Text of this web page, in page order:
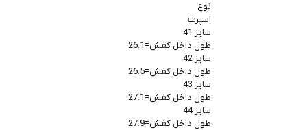
نوع
اسپرت
سایز 41
طول داخل کفش=26.1
سایز 42
طول داخل کفش=26.5
سایز 43
طول داخل کفش=27.1
سایز 44
طول داخل کفش=27.9